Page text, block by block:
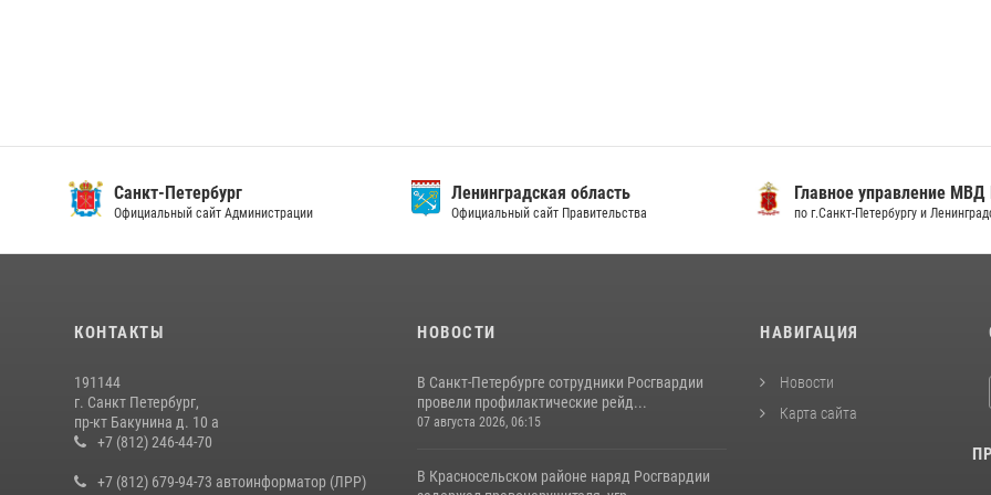
Санкт-Петербург
Официальный сайт Администрации
Ленинградская область
Официальный сайт Правительства
Главное управление МВД
по г.Санкт-Петербургу и
КОНТАКТЫ
191144
г. Санкт Петербург,
пр-кт Бакунина д. 10 а
+7 (812) 246-44-70
+7 (812) 679-94-73 автоинформатор (ЛРР)
НОВОСТИ
В Санкт-Петербурге сотрудники Росгвардии
провели профилактические рейд...
07 августа 2026, 06:15
В Красносельском районе наряд Росгвардии
НАВИГАЦИЯ
Новости
Карта сайта